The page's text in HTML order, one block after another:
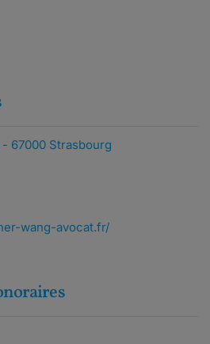
67000 Strasbourg
wang-avocat.fr/